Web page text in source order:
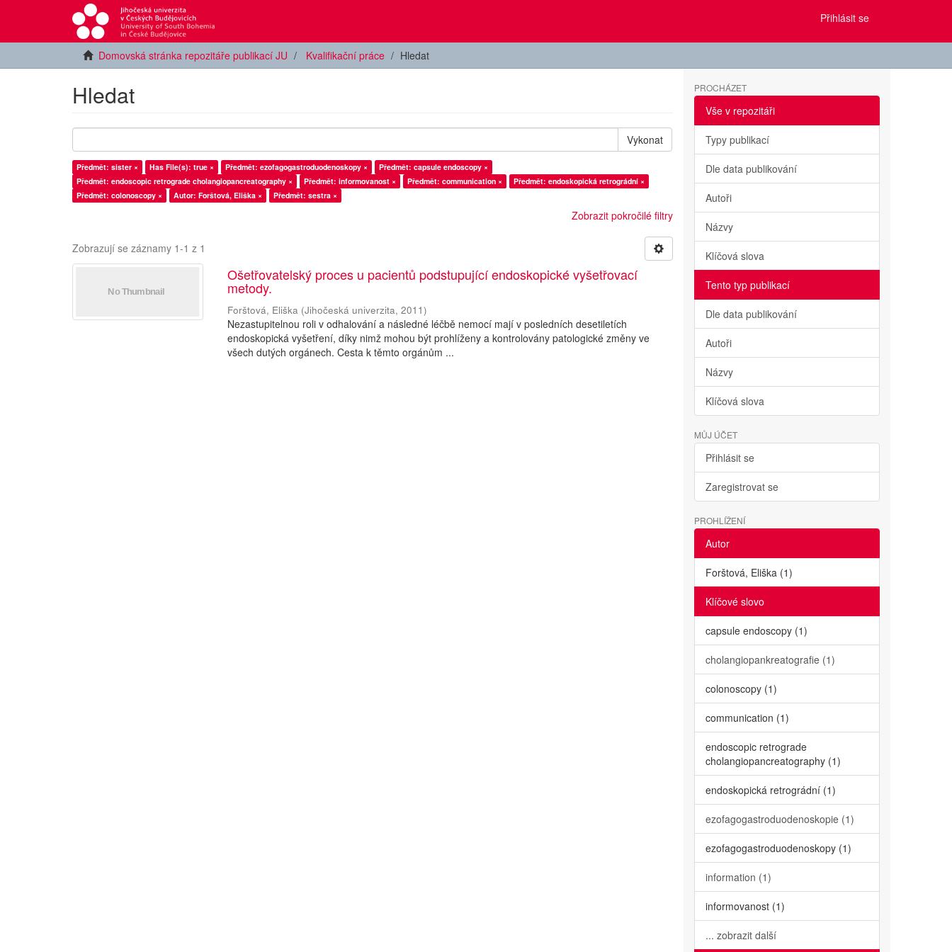
Přihlásit se
Domovská stránka repozitáře publikací JU Kvalifikační práce Hledat
Hledat
Vykonat
Předmět: sister × Has File(s): true × Předmět: ezofagogastroduodenoskopy ×
Předmět: capsule endoscopy ×
Předmět: endoscopic retrograde cholangiopancreatography ×
Předmět: informovanost × Předmět: communication ×
Předmět: endoskopická retrográdní ×
Předmět: colonoscopy ×
Autor: Forštová, Eliška × Předmět: sestra ×
Zobrazit pokročilé filtry
Zobrazují se záznamy 1-1 z 1
Ošetřovatelský proces u pacientů podstupující endoskopické vyšetřovací
metody.
Forštová, Eliška (Jihočeská univerzita,2011)
Nezastupitelnou roli v odhalování a následné léčbě nemocí mají v posledních desetiletích
endoskopická vyšetření, díky nimž mohou být prohlíženy a kontrolovány patologické změny ve
všech dutých orgánech. Cesta k těmto orgánům ...
PROCHÁZET
Vše v repozitáři
Typy publikací
Dle data publikování
Autoři
Názvy
Klíčová slova
Tento typ publikací
Dle data publikování
Autoři
Názvy
Klíčová slova
MŮJ ÚČET
Přihlásit se
Zaregistrovat se
PROHLÍŽENÍ
Autor
Forštová, Eliška (1)
Klíčové slovo
capsule endoscopy (1)
cholangiopankreatografie (1)
colonoscopy (1)
communication (1)
endoscopic retrograde
cholangiopancreatography (1)
endoskopická retrográdní (1)
ezofagogastroduodenoskopie (1)
ezofagogastroduodenoskopy (1)
information (1)
informovanost (1)
... zobrazit další